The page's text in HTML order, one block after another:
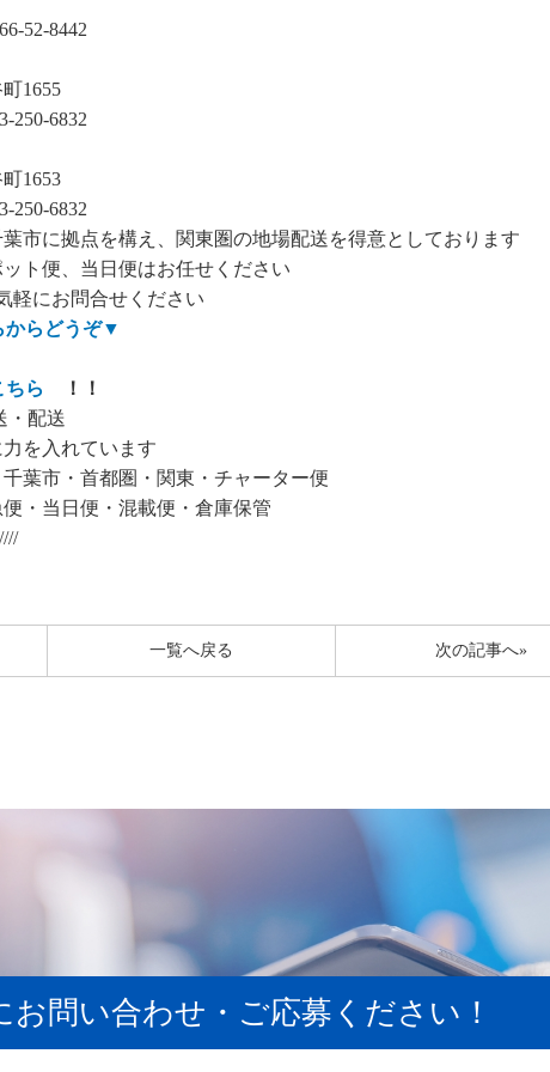
52-8442
1655
250-6832
1653
250-6832
市に拠点を構え、関東圏の地場配送を得意としております
ト便、当日便はお任せください
にお問合せください
からどうぞ▼
ちら
！！
・配送
を入れています
葉市・首都圏・関東・チャーター便
・当日便・混載便・倉庫保管
次の記事へ»
一覧へ戻る
お問い合わせ・ご応募ください！